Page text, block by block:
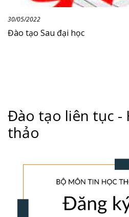
30/05/2022
Đào tạo Sau đại học
Đào tạo liên tục -
thảo